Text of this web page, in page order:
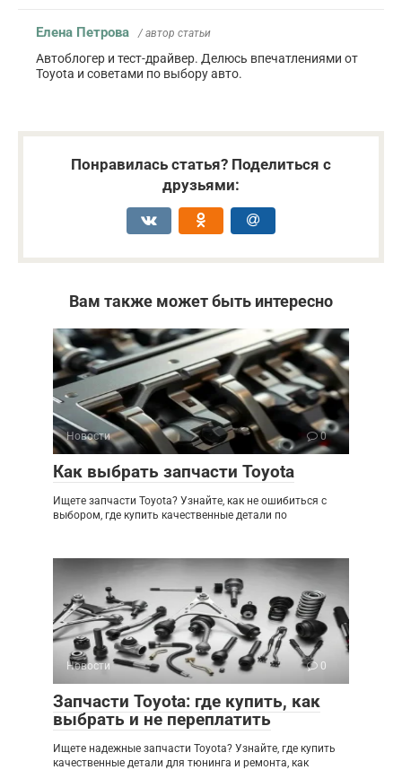
Елена Петрова / автор статьи
Автоблогер и тест-драйвер. Делюсь впечатлениями от
Toyota и советами по выбору авто.
Понравилась статья? Поделиться с
друзьями:
Вам также может быть интересно
Новости 0
Как выбрать запчасти Toyota
Ищете запчасти Toyota? Узнайте, как не ошибиться с
выбором, где купить качественные детали по
Новости 0
Запчасти Toyota: где купить, как
выбрать и не переплатить
Ищете надежные запчасти Toyota? Узнайте, где купить
качественные детали для тюнинга и ремонта, как